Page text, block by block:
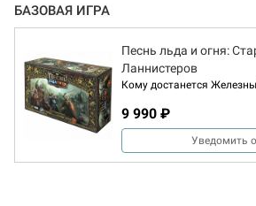
БАЗОВАЯ ИГРА
Песнь льда и огня:
Ланнистеров
Кому достанется
9 990 ₽
Уведомить